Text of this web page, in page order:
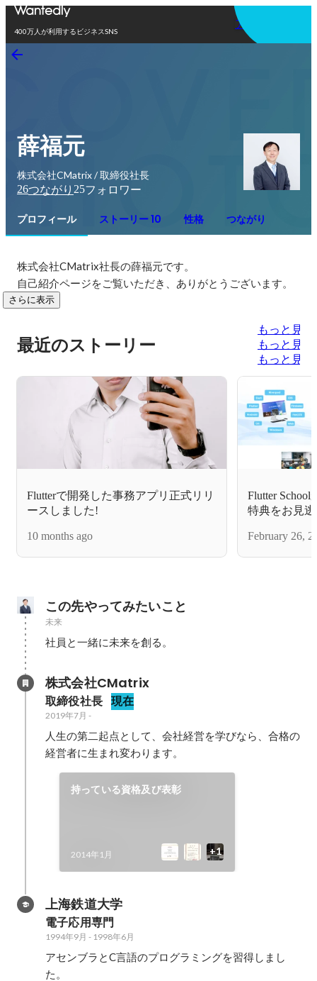
400万人が利用するビジネスSNS
アプリを使う
薛福元
株式会社CMatrix / 取締役社長
26つながり 25フォロワー
プロフィール ストーリー 10 性格 つながり
株式会社CMatrix社長の薛福元です。
自己紹介ページをご覧いただき、ありがとうございます。
さらに表示
最近のストーリー
もっと見る
もっと見る
もっと見る
Flutterで開発した事務アプリ正式リリ
ースしました!
10 months ago
Flutter
特典をお見
February 26,
この先やってみたいこと
未来
社員と一緒に未来を創る。
株式会社CMatrix
取締役社長 現在
2019年7月 -
人生の第二起点として、会社経営を学びなら、合格の
経営者に生まれ変わります。
持っている資格及び表彰
2014年1月
上海鉄道大学
電子応用専門
1994年9月 - 1998年6月
アセンブラとC言語のプログラミングを習得しまし
た。